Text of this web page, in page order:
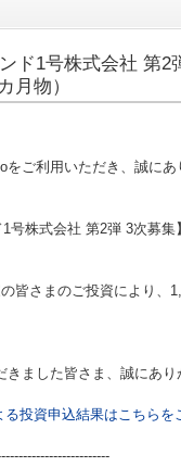
ンド1号株式会社 第
月物）
をご利用いただき、誠にあ
1号株式会社 第2弾 3次募
皆さまのご投資により、
きました皆さま、誠にあり
投資申込結果はこちらを